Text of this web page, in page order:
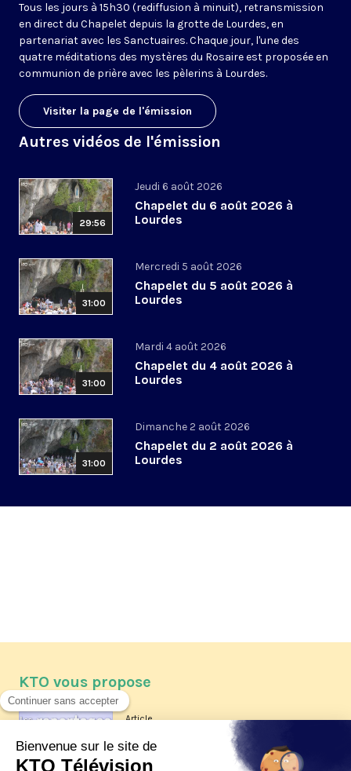
Tous les jours à 15h30 (rediffusion à minuit), retransmission
en direct du Chapelet depuis la grotte de Lourdes, en
partenariat avec les Sanctuaires. Chaque jour, l'une des
quatre méditations des mystères du Rosaire est proposée en
communion de prière avec les pèlerins à Lourdes.
Visiter la page de l'émission
Autres vidéos de l'émission
29:56
Jeudi 6 août 2026
Chapelet du 6 août 2026 à
Lourdes
31:00
Mercredi 5 août 2026
Chapelet du 5 août 2026 à
Lourdes
31:00
Mardi 4 août 2026
Chapelet du 4 août 2026 à
Lourdes
31:00
Dimanche 2 août 2026
Chapelet du 2 août 2026 à
Lourdes
KTO vous propose
Article
Les reportages d'été 2026 de KTO